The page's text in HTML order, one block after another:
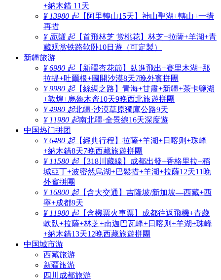
+納木錯 11天
¥ 13980 起【阿里轉山15天】神山聖湖+轉山+一措
再措
¥ 面議 起【首飛林芝 赏桃花】林芝+拉薩+羊湖+青
藏观赏铁路软卧10日遊（可定製）
新疆旅游
¥ 6980 起【新疆杏花節】臥進飛出+賽里木湖+那
拉提+吐爾根+圖開沙漠8天7晚外賓拼團
¥ 9980 起【絲綢之路】青海+甘肅+新疆+茶卡鹽湖
+敦煌+烏魯木齊10天9晚西北旅遊拼團
¥ 4980 起北疆·沙漠草原獨庫公路9天
¥ 11980 起南北疆·全景線16天深度遊
中国热门拼团
¥ 6480 起【經典行程】拉薩+羊湖+日喀则+珠峰
+納木錯8天7晚西藏旅遊拼團
¥ 11580 起【318川藏線】成都出發+香格里拉+稻
城亞丁+波密然烏湖+巴鬆措+羊湖+拉薩12天11晚
外賓拼團
¥ 16800 起【含大交通】吉隆坡/新加坡—西藏+西
寧+成都9天
¥ 11980 起【含機票火車票】成都往返飛機+青藏
軟臥+拉薩+林芝+南迦巴瓦峰+日喀则+羊湖+珠峰
+納木錯13天12晚西藏旅遊拼團
中国城市游
西藏旅游
新疆旅游
四川成都旅游